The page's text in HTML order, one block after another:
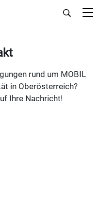
rund um MOBIL
in Oberösterreich?
Ihre Nachricht!